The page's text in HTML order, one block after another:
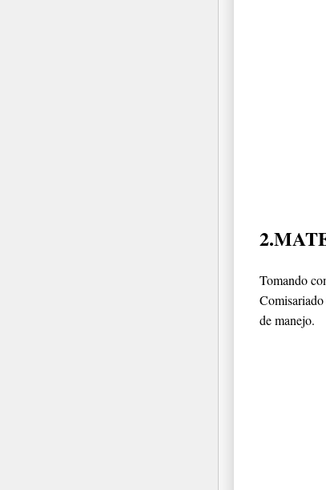
Tomando
de manejo.